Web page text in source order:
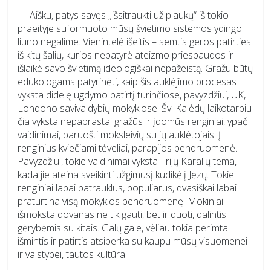
Aišku, patys savęs „išsitraukti už plaukų“ iš tokio
praeityje suformuoto mūsų švietimo sistemos ydingo
liūno negalime. Vienintelė išeitis – semtis geros patirties
iš kitų šalių, kurios nepatyrė ateizmo priespaudos ir
išlaikė savo švietimą ideologiškai nepažeistą. Gražu būtų
edukologams patyrinėti, kaip šis auklėjimo procesas
vyksta didelę ugdymo patirtį turinčiose, pavyzdžiui, UK,
Londono savivaldybių mokyklose. Šv. Kalėdų laikotarpiu
čia vyksta nepaprastai gražūs ir įdomūs renginiai, ypač
vaidinimai, paruošti moksleivių su jų auklėtojais. Į
renginius kviečiami tėveliai, parapijos bendruomenė.
Pavyzdžiui, tokie vaidinimai vyksta Trijų Karalių tema,
kada jie ateina sveikinti užgimusį kūdikėlį Jėzų. Tokie
renginiai labai patrauklūs, populiarūs, dvasiškai labai
praturtina visą mokyklos bendruomenę. Mokiniai
išmoksta dovanas ne tik gauti, bet ir duoti, dalintis
gėrybėmis su kitais. Galų gale, vėliau tokia perimta
išmintis ir patirtis atsiperka su kaupu mūsų visuomenei
ir valstybei, tautos kultūrai.